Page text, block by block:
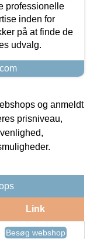
professionelle
inden for
på at finde de
udvalg.
og anmeldt
prisniveau,
Link
Besøg webshop